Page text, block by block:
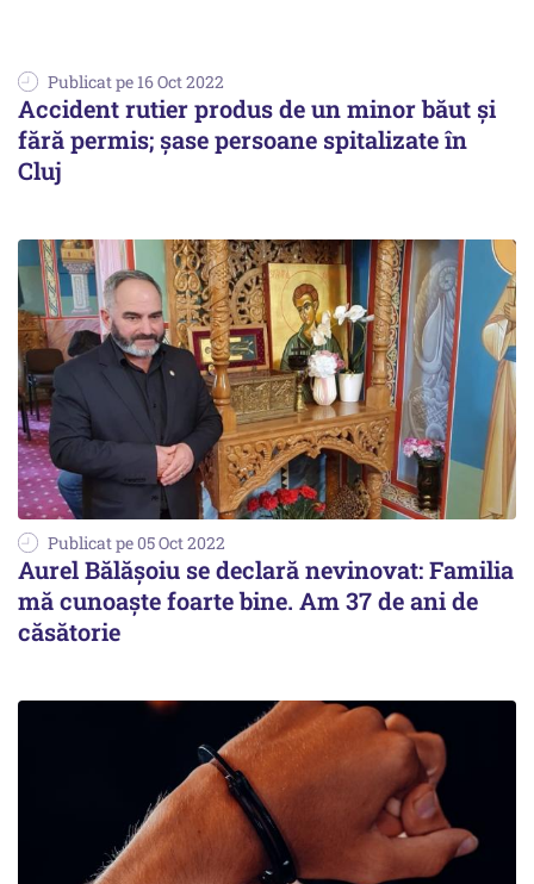
Publicat pe 16 Oct 2022
Accident rutier produs de un minor băut şi
fără permis; şase persoane spitalizate în
Cluj
Publicat pe 05 Oct 2022
Aurel Bălășoiu se declară nevinovat: Familia
mă cunoaște foarte bine. Am 37 de ani de
căsătorie